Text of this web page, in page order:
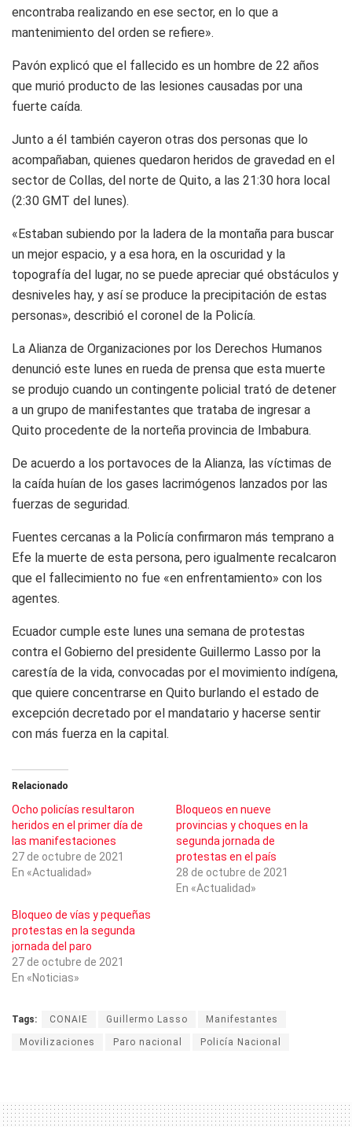
encontraba realizando en ese sector, en lo que a
mantenimiento del orden se refiere».
Pavón explicó que el fallecido es un hombre de 22 años
que murió producto de las lesiones causadas por una
fuerte caída.
Junto a él también cayeron otras dos personas que lo
acompañaban, quienes quedaron heridos de gravedad en el
sector de Collas, del norte de Quito, a las 21:30 hora local
(2:30 GMT del lunes).
«Estaban subiendo por la ladera de la montaña para buscar
un mejor espacio, y a esa hora, en la oscuridad y la
topografía del lugar, no se puede apreciar qué obstáculos y
desniveles hay, y así se produce la precipitación de estas
personas», describió el coronel de la Policía.
La Alianza de Organizaciones por los Derechos Humanos
denunció este lunes en rueda de prensa que esta muerte
se produjo cuando un contingente policial trató de detener
a un grupo de manifestantes que trataba de ingresar a
Quito procedente de la norteña provincia de Imbabura.
De acuerdo a los portavoces de la Alianza, las víctimas de
la caída huían de los gases lacrimógenos lanzados por las
fuerzas de seguridad.
Fuentes cercanas a la Policía confirmaron más temprano a
Efe la muerte de esta persona, pero igualmente recalcaron
que el fallecimiento no fue «en enfrentamiento» con los
agentes.
Ecuador cumple este lunes una semana de protestas
contra el Gobierno del presidente Guillermo Lasso por la
carestía de la vida, convocadas por el movimiento indígena,
que quiere concentrarse en Quito burlando el estado de
excepción decretado por el mandatario y hacerse sentir
con más fuerza en la capital.
Relacionado
Ocho policías resultaron
heridos en el primer día de
las manifestaciones
27 de octubre de 2021
En «Actualidad»
Bloqueos en nueve
provincias y choques en la
segunda jornada de
protestas en el país
28 de octubre de 2021
En «Actualidad»
Bloqueo de vías y pequeñas
protestas en la segunda
jornada del paro
27 de octubre de 2021
En «Noticias»
Tags: CONAIE Guillermo Lasso Manifestantes
Movilizaciones Paro nacional Policía Nacional